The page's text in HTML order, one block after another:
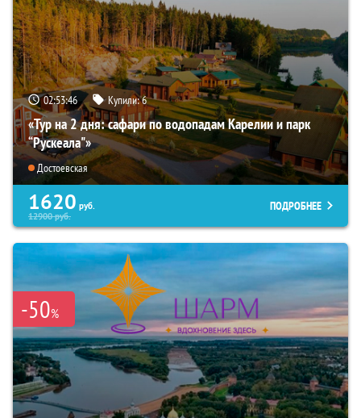
02:53:45 Купили:6
«Тур на 2 дня: сафари по водопадам Карелии и парк
“Рускеала"»
Достоевская
1620 руб.
12900руб.
ПОДРОБНЕЕ
-50%